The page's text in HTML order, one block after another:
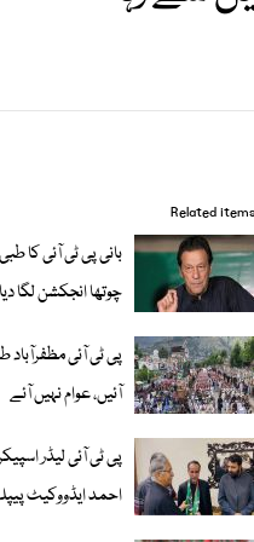
Related items
بانی پی ٹی آئی کا
چوتھا انجکشن لگا
پی ٹی آئی
آئیں، عوام نہیں آئے
پی ٹی آئی لیڈر
احمد ایڈووکیٹ